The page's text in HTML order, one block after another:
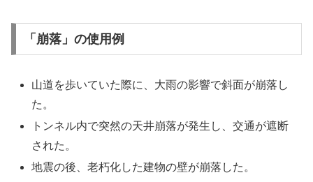
「崩落」の使用例
山道を歩いていた際に、大雨の影響で斜面が崩落し
た。
トンネル内で突然の天井崩落が発生し、交通が遮断
された。
地震の後、老朽化した建物の壁が崩落した。